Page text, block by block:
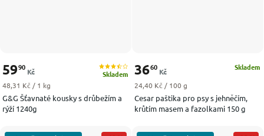
G&G Šťavnaté kousky s drůbežím a
rýží 1240g
Skladem
5990
Kč
Měrná cena:
48,31 Kč / 1 kg
Cesar paštika pro psy s jehněčím,
krůtím masem a fazolkami 150 g
Skladem
3660
Kč
Měrná cena:
24,40 Kč / 100 g